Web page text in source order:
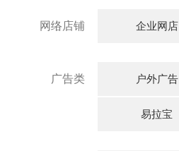
网络店铺 企业网店
广告类 户外广告
易拉宝